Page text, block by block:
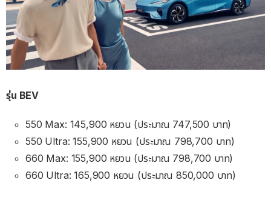
รุ่น BEV
550 Max: 145,900 หยวน (ประมาณ 747,500 บาท)
550 Ultra: 155,900 หยวน (ประมาณ 798,700 บาท)
660 Max: 155,900 หยวน (ประมาณ 798,700 บาท)
660 Ultra: 165,900 หยวน (ประมาณ 850,000 บาท)